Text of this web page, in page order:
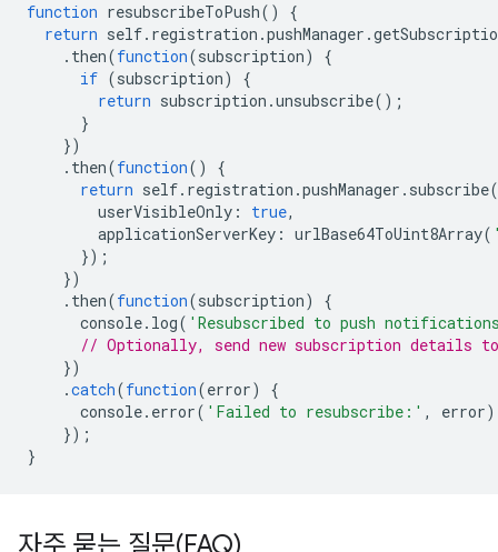
function resubscribeToPush()
{
return self. registration .pushManager .
. then(function(subscription)
{
if (subscription)
{
return subscription .unsubscribe();
}
})
. then(function()
{
return self. registration .pushManager . subscribe
userVisibleOnly : true,
applicationServerKey : urlBase64ToUint8Array(
});
})
. then(function(subscription)
{
console. log( 'Resubscribed to push
// Optionally, send new subscription details
})
.catch(function(error)
{
console. error( 'Failed to resubscribe:' , error
});
}